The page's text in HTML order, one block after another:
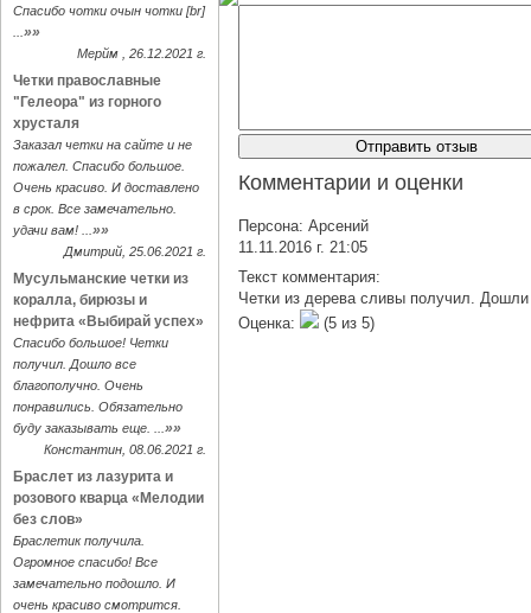
Спасибо чотки очын чотки [br]
»»
Мерйм , 26.12.2021 г.
Четки православные
"Гелеора" из горного
хрусталя
Заказал четки на сайте и не
пожалел. Спасибо большое.
Очень красиво. И доставлено
в срок. Все замечательно.
удачи вам! ... »»
Дмитрий, 25.06.2021 г.
Мусульманские четки из
коралла, бирюзы и
нефрита «Выбирай успех»
Спасибо большое! Четки
получил. Дошло все
благополучно. Очень
понравились. Обязательно
буду заказывать еще. ... »»
Константин, 08.06.2021 г.
Браслет из лазурита и
розового кварца «Мелодии
без слов»
Браслетик получила.
Огромное спасибо! Все
замечательно подошло. И
очень красиво смотрится.
Комментарии и оценки
Персона: Арсений
11.11.2016 г. 21:05
Текст комментария:
Четки из дерева сливы получил.
Оценка:
(5 из 5)